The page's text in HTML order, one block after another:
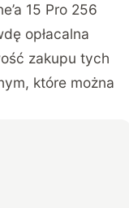
15 Pro 256
opłacalna
zakupu tych
które można